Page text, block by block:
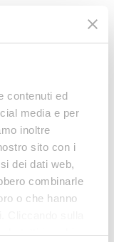
contenuti ed
media e per
inoltre
sito con i
dei dati web,
combinarle
o che hanno
tutti i cookie,
AL
La reazione